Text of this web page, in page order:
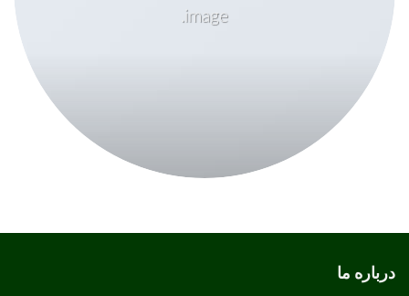
image.
درباره ما